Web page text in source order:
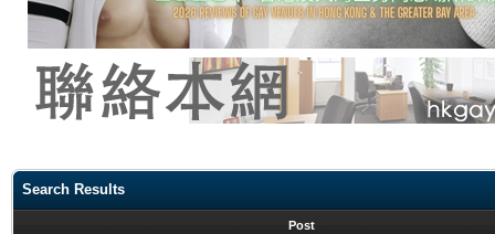
Search Results
Post